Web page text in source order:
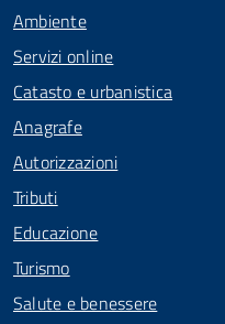
Ambiente
Servizi online
Catasto e urbanistica
Anagrafe
Autorizzazioni
Tributi
Educazione
Turismo
Salute e benessere